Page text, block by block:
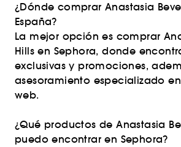
¿Dónde comprar Anastasia
España?
La mejor opción es comprar
Hills en Sephora, donde
exclusivas y promociones,
asesoramiento especializado
web.
¿Qué productos de Anastasia
puedo encontrar en Sephora?